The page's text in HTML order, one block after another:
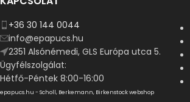
+36 30 144 0044
info@epapucs.hu
2351 Alsónémedi, GLS Európa utca 5.
Ügyfélszolgálat:
Hétfő-Péntek 8:00-16:00
epapucs.hu - Scholl, Berkemann, Birkenstock webshop